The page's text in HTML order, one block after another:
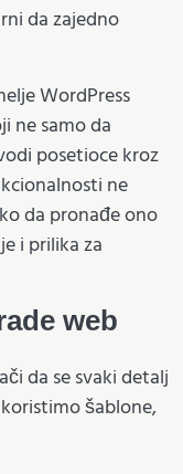
da zajedno
WordPress
ne samo da
posetioce kroz
ne
da pronađe ono
i prilika za
web
da se svaki detalj
šablone,